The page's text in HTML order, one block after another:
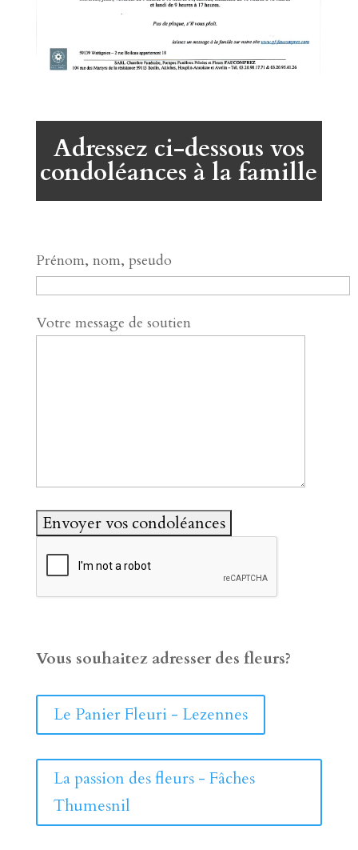
Adressez ci-dessous vos
condoléances à la famille
Prénom, nom, pseudo
Votre message de soutien
Vous souhaitez adresser des fleurs?
Le Panier Fleuri - Lezennes
La passion des fleurs - Fâches
Thumesnil